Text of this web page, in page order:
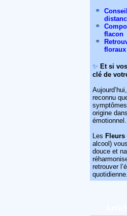
flacon
✨ Et si
clé de
reconnu
origine
émotionnel.
Les Fleurs
alcool)
douce et
retrouver